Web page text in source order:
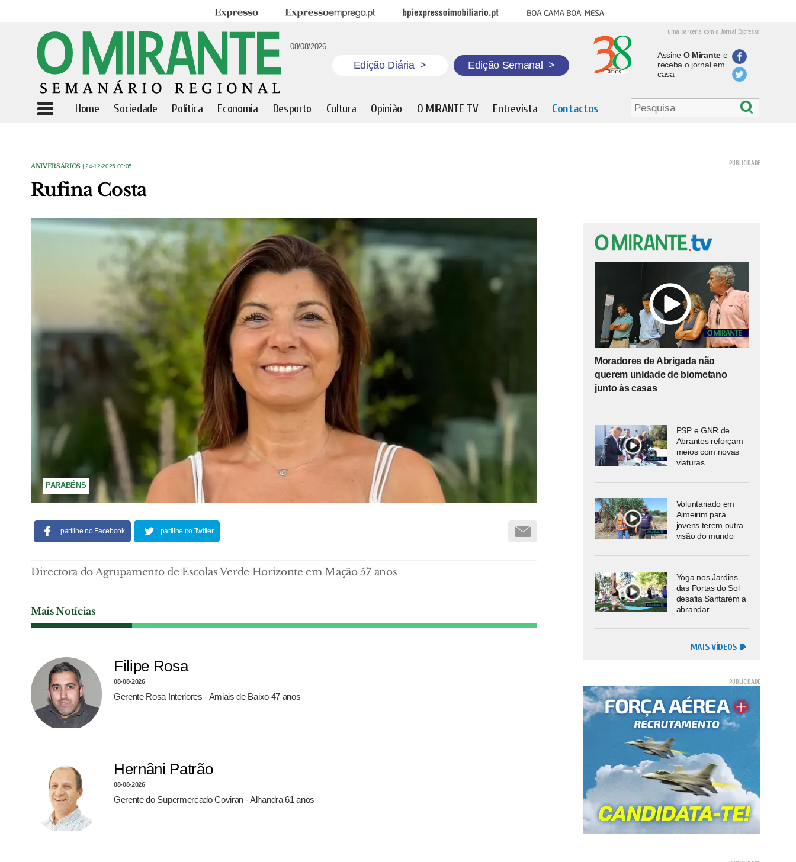
Expresso Expresso Emprego BPI Expresso Imobiliário Boa cama boa mesa
uma parceria com o Jornal Expresso
08/08/2026
Edição Diária > Edição Semanal >
Assine O Mirantee
receba o jornal em
casa
Home Sociedade Política Economia Desporto Cultura Opinião O MIRANTE TV Entrevista Contactos
ANIVERSÁRIOS | 24-12-2025 00:05
Rufina Costa
PARABÉNS
partilhe no Facebook partilhe no Twitter
Directora do Agrupamento de Escolas Verde Horizonte em Mação 57 anos
Mais Notícias
Filipe Rosa
08-08-2026
Gerente Rosa Interiores - Amiais de Baixo 47 anos
Hernâni Patrão
08-08-2026
Gerente do Supermercado Coviran - Alhandra 61 anos
Moradores de Abrigada não
querem unidade de biometano
junto às casas
PSP e GNR de
Abrantes reforçam
meios com novas
viaturas
Voluntariado em
Almeirim para
jovens terem outra
visão do mundo
Yoga nos Jardins
das Portas do Sol
desafia Santarém a
abrandar
MAIS VÍDEOS